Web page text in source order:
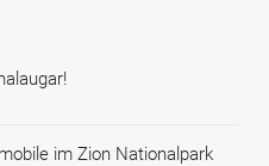
im Zion Nationalpark